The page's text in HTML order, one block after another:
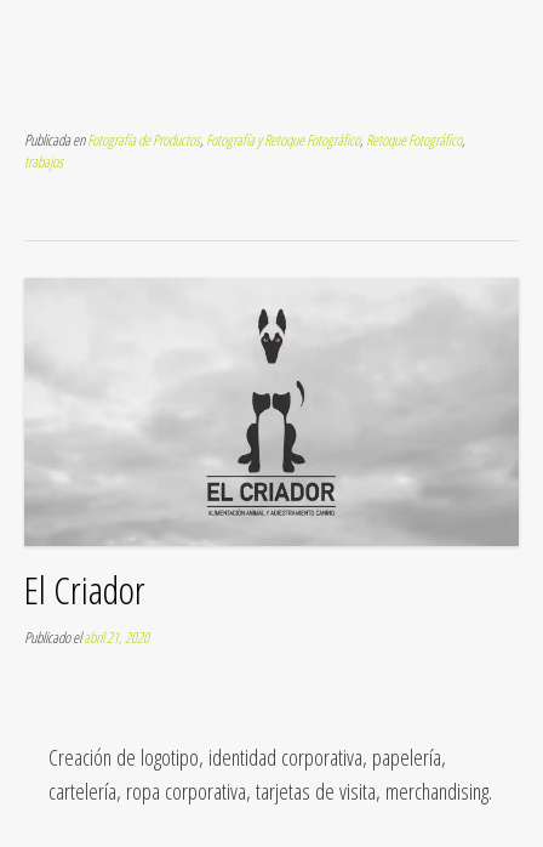
Publicada enFotografía de Productos, Fotografía y Retoque Fotográfico, Retoque Fotográfico,
trabajos
El Criador
Publicado elabril 21, 2020
Creación de logotipo, identidad corporativa, papelería,
cartelería, ropa corporativa, tarjetas de visita, merchandising.